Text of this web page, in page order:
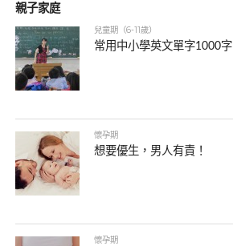
親子家庭
兒童期（6-11歲）
常用中小學英文單字1000字
懷孕期
想要優生，男人有責！
懷孕期